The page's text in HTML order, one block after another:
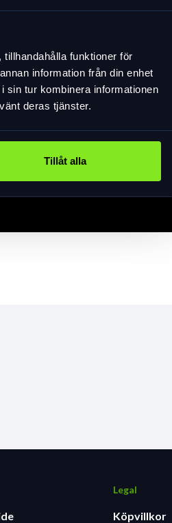
funktioner för
information från din enhet
sin tur kombinera informationen
deras tjänster.
Tillåt alla
och mjukt bärhandtag och
bekvämlighet och komfort
x 15 cm Kan fällas ihop och
Laddningsporten på sidan av
är laddad
Legal
Köpvillkor